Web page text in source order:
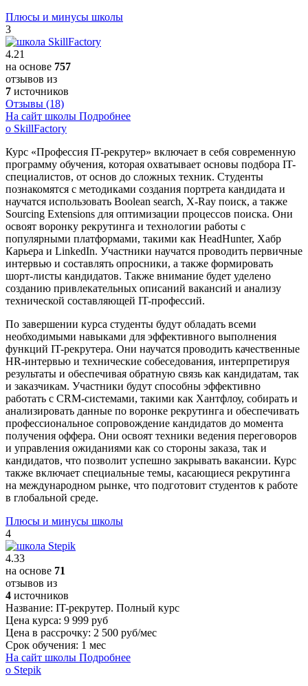
Плюсы и минусы школы
3
4.21
на основе 757
отзывов из
7 источников
Отзывы (18)
На сайт школы Подробнее
о SkillFactory
Курс «Профессия IT-рекрутер» включает в себя современную
программу обучения, которая охватывает основы подбора IT-
специалистов, от основ до сложных техник. Студенты
познакомятся с методиками создания портрета кандидата и
научатся использовать Boolean search, X-Ray поиск, а также
Sourcing Extensions для оптимизации процессов поиска. Они
освоят воронку рекрутинга и технологии работы с
популярными платформами, такими как HeadHunter, Хабр
Карьера и LinkedIn. Участники научатся проводить первичные
интервью и составлять опросники, а также формировать
шорт-листы кандидатов. Также внимание будет уделено
созданию привлекательных описаний вакансий и анализу
технической составляющей IT-профессий.
По завершении курса студенты будут обладать всеми
необходимыми навыками для эффективного выполнения
функций IT-рекрутера. Они научатся проводить качественные
HR-интервью и технические собеседования, интерпретируя
результаты и обеспечивая обратную связь как кандидатам, так
и заказчикам. Участники будут способны эффективно
работать с CRM-системами, такими как Хантфлоу, собирать и
анализировать данные по воронке рекрутинга и обеспечивать
профессиональное сопровождение кандидатов до момента
получения оффера. Они освоят техники ведения переговоров
и управления ожиданиями как со стороны заказа, так и
кандидатов, что позволит успешно закрывать вакансии. Курс
также включает специальные темы, касающиеся рекрутинга
на международном рынке, что подготовит студентов к работе
в глобальной среде.
Плюсы и минусы школы
4
4.33
на основе 71
отзывов из
4 источников
Название: IT-рекрутер. Полный курс
Цена курса: 9 999 руб
Цена в рассрочку: 2 500 руб/мес
Срок обучения: 1 мес
На сайт школы Подробнее
о Stepik